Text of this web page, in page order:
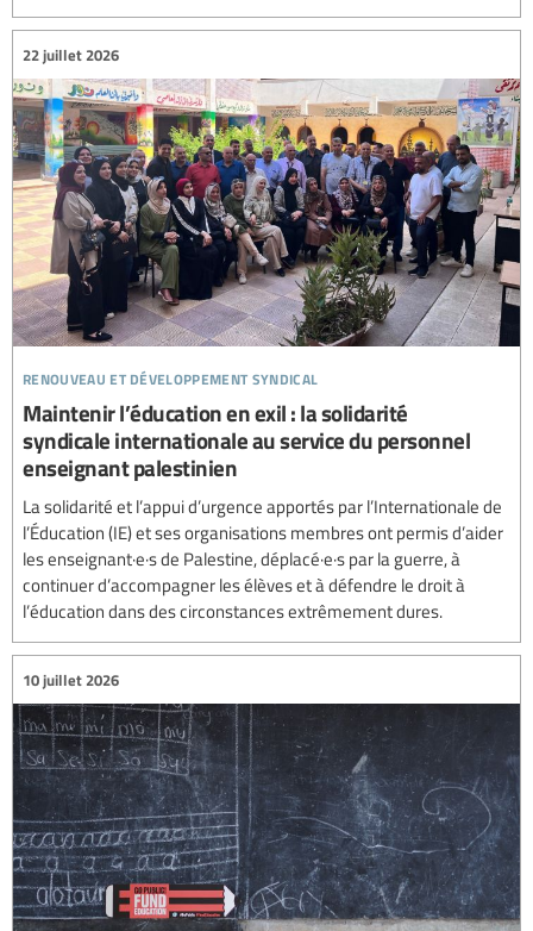
renouveau et développement syndical
22 juillet 2026
Maintenir l’éducation en exil : la solidarité
syndicale internationale au service du personnel
enseignant palestinien
La solidarité et l’appui d’urgence apportés par l’Internationale de
l’Éducation (IE) et ses organisations membres ont permis d’aider
les enseignant·e·s de Palestine, déplacé·e·s par la guerre, à
continuer d’accompagner les élèves et à défendre le droit à
l’éducation dans des circonstances extrêmement dures.
10 juillet 2026